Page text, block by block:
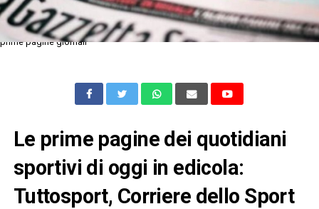
prime pagine giornali
Le prime pagine dei quotidiani
sportivi di oggi in edicola:
Tuttosport, Corriere dello Sport